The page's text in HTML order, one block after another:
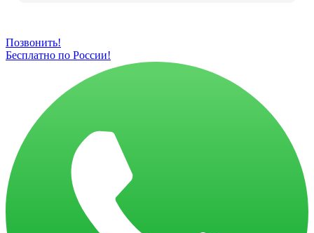
Позвонить!
Бесплатно по России!